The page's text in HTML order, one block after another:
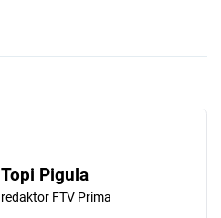
Topi Pigula
redaktor FTV Prima